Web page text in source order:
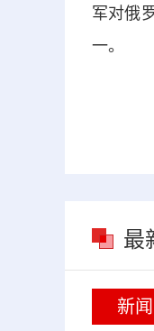
军对俄
一。
最
新闻